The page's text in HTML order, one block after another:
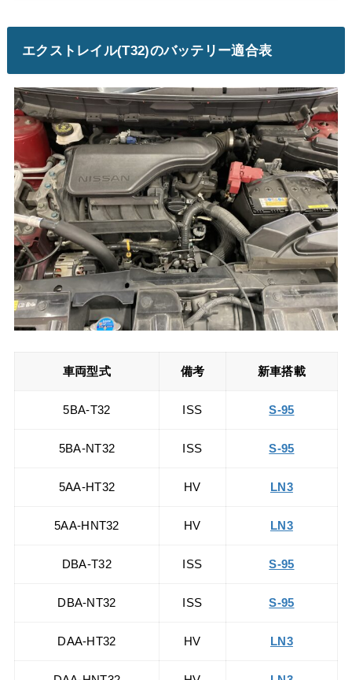
エクストレイル(T32)のバッテリー適合表
車両型式 備考 新車搭載
5BA-T32 ISS S-95
5BA-NT32 ISS S-95
5AA-HT32 HV LN3
5AA-HNT32 HV LN3
DBA-T32 ISS S-95
DBA-NT32 ISS S-95
DAA-HT32 HV LN3